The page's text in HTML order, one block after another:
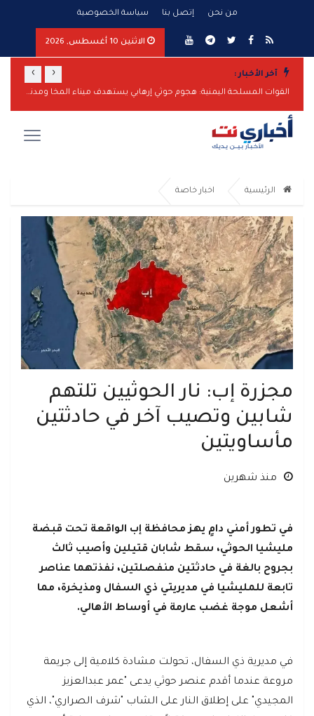
من نحن إتصل بنا سياسة الخصوصية
الاثنين 10 أغسطس, 2026
آخر الأخبار :
القوات المسلحة اليمنية: هجوم حوثي إرهابي يستهدف ميناء المخا ومدنيين
‹
›
الرئيسية اخبار خاصة
مجزرة إب: نار الحوثيين تلتهم
شابين وتصيب آخر في حادثتين
مأساويتين
منذ شهرين
في تطور أمني دامٍ يهز محافظة إب الواقعة تحت قبضة
مليشيا الحوثي، سقط شابان قتيلين وأصيب ثالث
بجروح بالغة في حادثتين منفصلتين، نفذتهما عناصر
تابعة للمليشيا في مديريتي ذي السفال ومذيخرة، مما
أشعل موجة غضب عارمة في أوساط الأهالي.
في مديرية ذي السفال، تحولت مشادة كلامية إلى جريمة
مروعة عندما أقدم عنصر حوثي يدعى "عمر عبدالعزيز
المجيدي" على إطلاق النار على الشاب "شرف الصراري"، الذي